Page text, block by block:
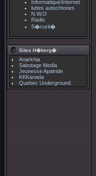
Informatique\Internet
luttes autochtones
N.W.O
Radio
S�curit�
Sites H�berg�
Anarkhia
Sabotage Media
Jeunesse Apatride
KKKanada
Quebec Underground